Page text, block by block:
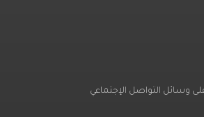
وسائل التواصل الإجتماعي